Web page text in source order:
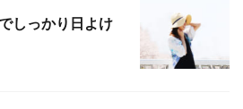
しっかり日よけ